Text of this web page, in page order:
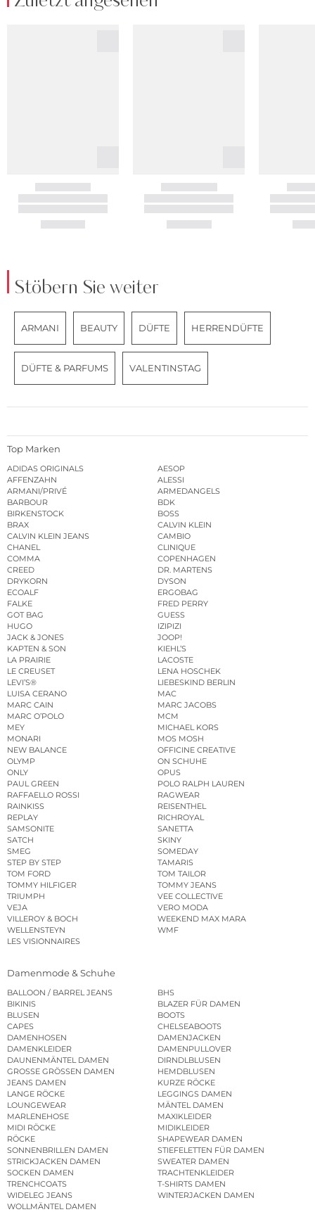
Stöbern Sie weiter
ARMANI BEAUTY DÜFTE HERRENDÜFTE
DÜFTE & PARFUMS VALENTINSTAG
Top Marken
ADIDAS ORIGINALS
AESOP
AFFENZAHN
ALESSI
ARMANI/PRIVÉ
ARMEDANGELS
BARBOUR
BDK
BIRKENSTOCK
BOSS
BRAX
CALVIN KLEIN
CALVIN KLEIN JEANS
CAMBIO
CHANEL
CLINIQUE
COMMA
COPENHAGEN
CREED
DR. MARTENS
DRYKORN
DYSON
ECOALF
ERGOBAG
FALKE
FRED PERRY
GOT BAG
GUESS
HUGO
IZIPIZI
JACK & JONES
JOOP!
KAPTEN & SON
KIEHL’S
LA PRAIRIE
LACOSTE
LE CREUSET
LENA HOSCHEK
LEVI’S®
LIEBESKIND BERLIN
LUISA CERANO
MAC
MARC CAIN
MARC JACOBS
MARC O’POLO
MCM
MEY
MICHAEL KORS
MONARI
MOS MOSH
NEW BALANCE
OFFICINE CREATIVE
OLYMP
ON SCHUHE
ONLY
OPUS
PAUL GREEN
POLO RALPH LAUREN
RAFFAELLO ROSSI
RAGWEAR
RAINKISS
REISENTHEL
REPLAY
RICHROYAL
SAMSONITE
SANETTA
SATCH
SKINY
SMEG
SOMEDAY
STEP BY STEP
TAMARIS
TOM FORD
TOM TAILOR
TOMMY HILFIGER
TOMMY JEANS
TRIUMPH
VEE COLLECTIVE
VEJA
VERO MODA
VILLEROY & BOCH
WEEKEND MAX MARA
WELLENSTEYN
WMF
LES VISIONNAIRES
Damenmode & Schuhe
BALLOON / BARREL JEANS
BHS
BIKINIS
BLAZER FÜR DAMEN
BLUSEN
BOOTS
CAPES
CHELSEABOOTS
DAMENHOSEN
DAMENJACKEN
DAMENKLEIDER
DAMENPULLOVER
DAUNENMÄNTEL DAMEN
DIRNDLBLUSEN
GROSSE GRÖSSEN DAMEN
HEMDBLUSEN
JEANS DAMEN
KURZE RÖCKE
LANGE RÖCKE
LEGGINGS DAMEN
LOUNGEWEAR
MÄNTEL DAMEN
MARLENEHOSE
MAXIKLEIDER
MIDI RÖCKE
MIDIKLEIDER
RÖCKE
SHAPEWEAR DAMEN
SONNENBRILLEN DAMEN
STIEFELETTEN FÜR DAMEN
STRICKJACKEN DAMEN
SWEATER DAMEN
SOCKEN DAMEN
TRACHTENKLEIDER
TRENCHCOATS
T-SHIRTS DAMEN
WIDELEG JEANS
WINTERJACKEN DAMEN
WOLLMÄNTEL DAMEN